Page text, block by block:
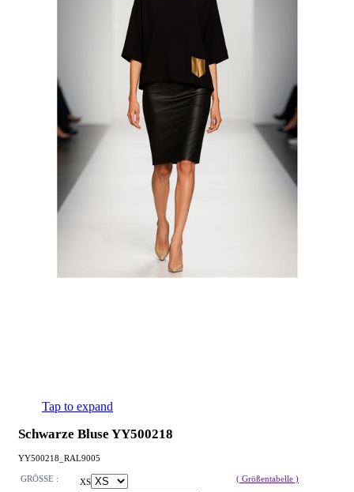
Tap to expand
Schwarze Bluse YY500218
YY500218_RAL9005
GRÖSSE : XS
( Größentabelle )